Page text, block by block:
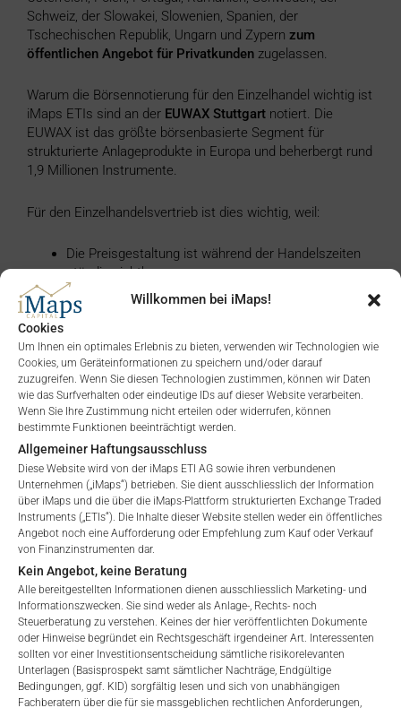
Willkommen bei iMaps!
Cookies
Um Ihnen ein optimales Erlebnis zu bieten, verwenden wir Technologien wie
Cookies, um Geräteinformationen zu speichern und/oder darauf
zuzugreifen. Wenn Sie diesen Technologien zustimmen, können wir Daten
wie das Surfverhalten oder eindeutige IDs auf dieser Website verarbeiten.
Wenn Sie Ihre Zustimmung nicht erteilen oder widerrufen, können
bestimmte Funktionen beeinträchtigt werden.
Allgemeiner Haftungsausschluss
Diese Website wird von der iMaps ETI AG sowie ihren verbundenen
Unternehmen („iMaps“) betrieben. Sie dient ausschliesslich der Information
über iMaps und die über die iMaps-Plattform strukturierten Exchange Traded
Instruments („ETIs“). Die Inhalte dieser Website stellen weder ein öffentliches
Angebot noch eine Aufforderung oder Empfehlung zum Kauf oder Verkauf
von Finanzinstrumenten dar.
Kein Angebot, keine Beratung
Alle bereitgestellten Informationen dienen ausschliesslich Marketing- und
Informationszwecken. Sie sind weder als Anlage-, Rechts- noch
Steuerberatung zu verstehen. Keines der hier veröffentlichten Dokumente
oder Hinweise begründet ein Rechtsgeschäft irgendeiner Art. Interessenten
sollten vor einer Investitionsentscheidung sämtliche risikorelevanten
Unterlagen (Basisprospekt samt sämtlicher Nachträge, Endgültige
Bedingungen, ggf. KID) sorgfältig lesen und sich von unabhängigen
Fachberatern über die für sie massgeblichen rechtlichen Anforderungen,
Schweiz, der Slowakei, Slowenien, Spanien, der
Tschechischen Republik, Ungarn und Zypern zum
öffentlichen Angebot für Privatkunden zugelassen.
Warum die Börsennotierung für den Einzelhandel wichtig ist
iMaps ETIs sind an der EUWAX Stuttgart notiert. Die
EUWAX ist das größte börsenbasierte Segment für
strukturierte Anlageprodukte in Europa und beherbergt rund
1,9 Millionen Instrumente.
Für den Einzelhandelsvertrieb ist dies wichtig, weil:
Die Preisgestaltung ist während der Handelszeiten
ständig sichtbar
Liquidität wird von einem hochwertigen
Liquiditätsanbieter bereitgestellt
Verfügbarkeit bei Euroclear und SIX
Makler wie Interactive Brokers, Traders Place, Joe
Broker, Smartbroker und viele große Banken
unterstützen bereits die Marktinfrastruktur
So können Kleinanleger ETIs wie eine Aktie oder einen ETF
kaufen – über Plattformen, die sie bereits nutzen.
Liquidität ist ein Handelsmechanismus, kein Versprechen
Liquidität wird oft in abstrakten Begriffen beschrieben. In
der Praxis wird sie definiert durch:
Täglicher Börsenhandel
Notierte Preise während der Marktzeiten
Ausführbare Aufträge über Banken und Makler
iMaps ETIs werden an der EUWAX von09:00 bis 17:30
MEZgehandelt, wobei die tägliche Liquidität durch die
Börsenstruktur unterstützt wird.